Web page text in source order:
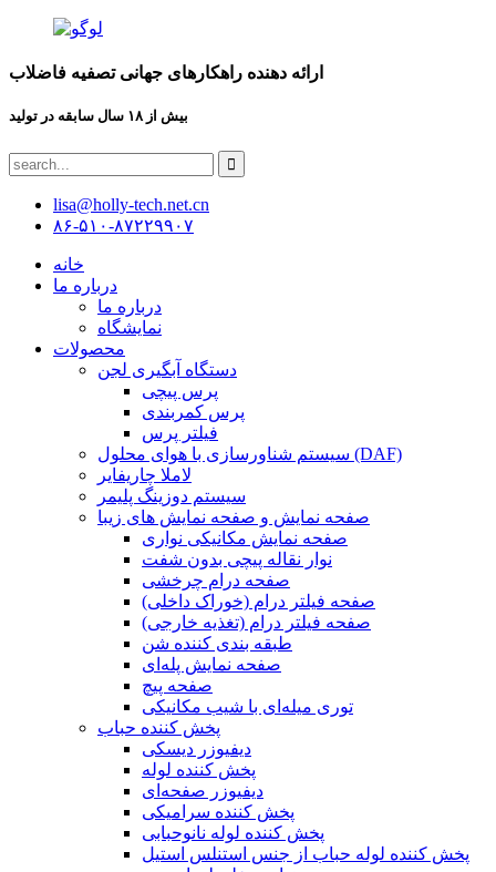
ارائه دهنده راهکارهای جهانی تصفیه فاضلاب
بیش از ۱۸ سال سابقه در تولید
lisa@holly-tech.net.cn
۸۶-۵۱۰-۸۷۲۲۹۹۰۷
خانه
درباره ما
درباره ما
نمایشگاه
محصولات
دستگاه آبگیری لجن
پرس پیچی
پرس کمربندی
فیلتر پرس
سیستم شناورسازی با هوای محلول (DAF)
لاملا چاریفایر
سیستم دوزینگ پلیمر
صفحه نمایش و صفحه نمایش های زیبا
صفحه نمایش مکانیکی نواری
نوار نقاله پیچی بدون شفت
صفحه درام چرخشی
صفحه فیلتر درام (خوراک داخلی)
صفحه فیلتر درام (تغذیه خارجی)
طبقه بندی کننده شن
صفحه نمایش پله‌ای
صفحه پیچ
توری میله‌ای با شیب مکانیکی
پخش کننده حباب
دیفیوزر دیسکی
پخش کننده لوله
دیفیوزر صفحه‌ای
پخش کننده سرامیکی
پخش کننده لوله نانوحبابی
پخش کننده لوله حباب از جنس استنلس استیل